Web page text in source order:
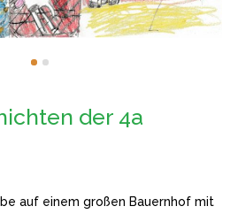
der 4a
auf einem großen Bauernhof mit